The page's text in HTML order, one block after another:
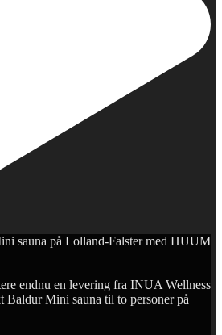
sauna på Lolland-Falster med HUUM
endnu en levering fra INUA Wellness
Baldur Mini sauna til to personer på